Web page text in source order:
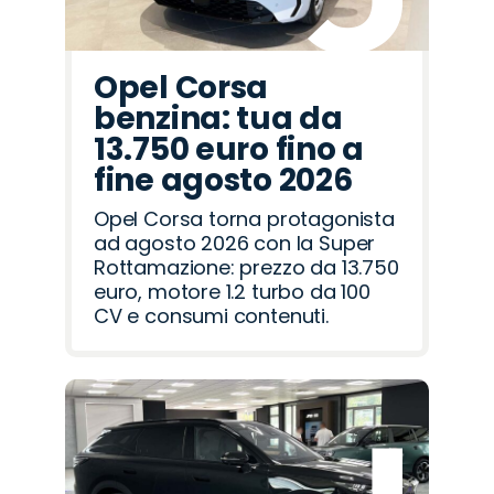
Opel Corsa
benzina: tua da
13.750 euro fino a
fine agosto 2026
Opel Corsa torna protagonista
ad agosto 2026 con la Super
Rottamazione: prezzo da 13.750
euro, motore 1.2 turbo da 100
CV e consumi contenuti.